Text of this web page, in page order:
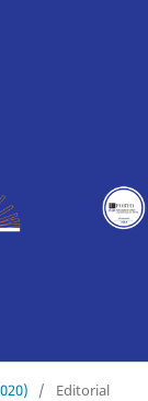
/ Editorial